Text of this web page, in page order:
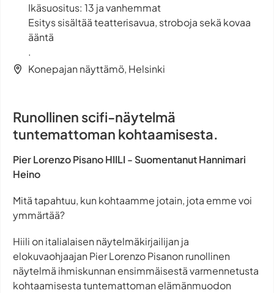
Ikäsuositus: 13 ja vanhemmat
Esitys sisältää teatterisavua, stroboja sekä kovaa
ääntä
.
Konepajan näyttämö, Helsinki
Runollinen scifi-näytelmä
tuntemattoman kohtaamisesta.
Pier Lorenzo Pisano HIILI - Suomentanut Hannimari
Heino
Mitä tapahtuu, kun kohtaamme jotain, jota emme voi
ymmärtää?
Hiili on italialaisen näytelmäkirjailijan ja
elokuvaohjaajan Pier Lorenzo Pisanon runollinen
näytelmä ihmiskunnan ensimmäisestä varmennetusta
kohtaamisesta tuntemattoman elämänmuodon